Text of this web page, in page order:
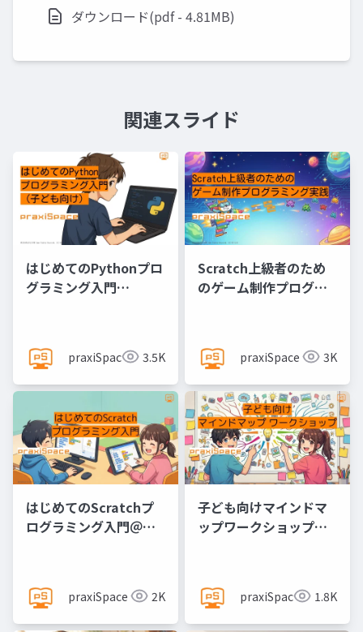
ダウンロード(pdf - 4.81MB)
関連スライド
はじめてのPythonプロ
グラミング入門
praxiSpace 3.5K
Scratch上級者のため
のゲーム制作プログラ
praxiSpace 3K
はじめてのScratchプ
ログラミング入門＠
praxiSpace 2K
子ども向けマインドマ
ップワークショップ
praxiSpace 1.8K